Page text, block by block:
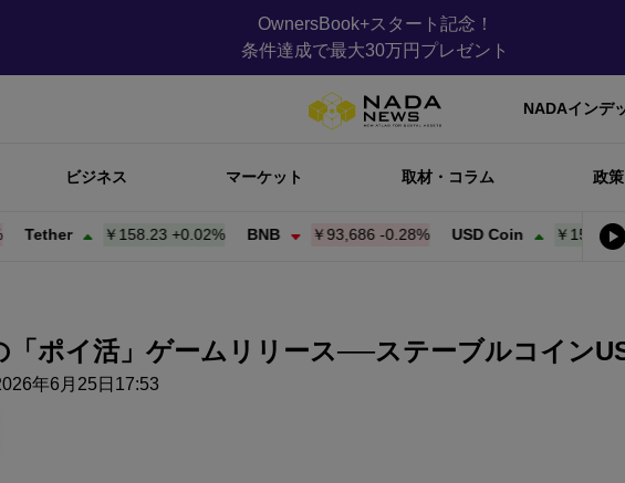
OwnersBook+スタート記念！
条件達成で最大30万円プレゼント
NADAインデ
ビジネス マーケット 取材・コラム 政
￥158.23+0.02% BNB ￥93,686-0.28% USD Coin ￥158.34
「ポイ活」ゲームリリース──ステーブルコイン
年6月25日17:53